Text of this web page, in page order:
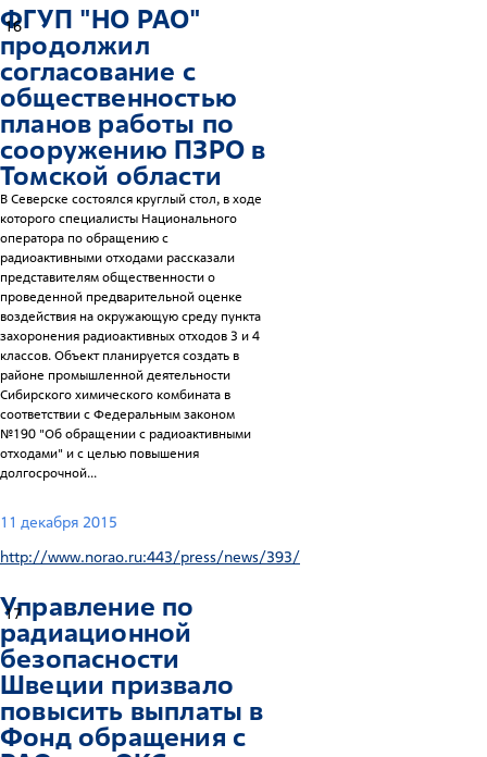
16
ФГУП "НО РАО"
продолжил
согласование с
общественностью
планов работы по
сооружению ПЗРО в
Томской области
В Северске состоялся круглый стол, в ходе
которого специалисты Национального
оператора по обращению с
радиоактивными отходами рассказали
представителям общественности о
проведенной предварительной оценке
воздействия на окружающую среду пункта
захоронения радиоактивных отходов 3 и 4
классов. Объект планируется создать в
районе промышленной деятельности
Сибирского химического комбината в
соответствии с Федеральным законом
№190 "Об обращении с радиоактивными
отходами" и с целью повышения
долгосрочной...
11 декабря 2015
http://www.norao.ru:443/press/news/393/
17
Управление по
радиационной
безопасности
Швеции призвало
повысить выплаты в
Фонд обращения с